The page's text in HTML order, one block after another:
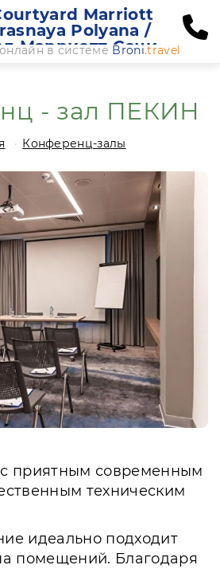
Marriott
Polyana /
Марриотт Сочи
в системе Broni.travel
- зал ПЕКИН
Конференц-залы
приятным современным
техническим
идеально подходит
помещений. Благодаря